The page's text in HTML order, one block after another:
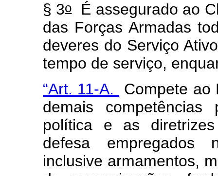
§ 3oÉ assegurado ao
das Forças Armadas
deveres do Serviço
tempo de serviço,
“Art. 11-A.
Compete ao
demais
política e as
defesa empregados
inclusive armamentos,